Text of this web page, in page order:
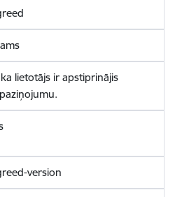
lietotājs ir apstiprinājis
version